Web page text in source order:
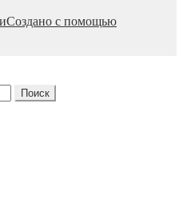
Создано с помощью
Поиск